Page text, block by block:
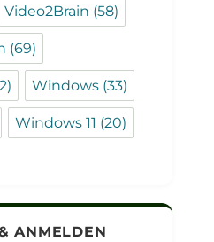
Video2Brain (58)
(69)
Windows (33)
Windows 11 (20)
ANMELDEN